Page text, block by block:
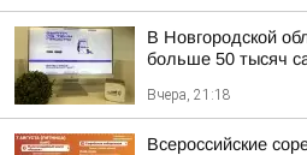
В Новгородской
больше 50 тысяч
Вчера, 21:18
Всероссийские